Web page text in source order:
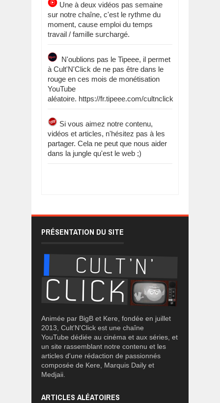
Une à deux vidéos pas semaine
sur notre chaîne, c'est le rythme du
moment, cause emploi du temps
travail / famille surchargé.
N'oublions pas le Tipeee, il permet
à Cult'N'Click de ne pas être dans le
rouge en ces mois de monétisation
YouTube
aléatoire. https://fr.tipeee.com/cultnclick
Si vous aimez notre contenu,
vidéos et articles, n'hésitez pas à les
partager. Cela ne peut que nous aider
dans la jungle qu'est le web ;)
PRÉSENTATION DU SITE
Animée par BigB et Kere, fondée en juillet
2013, Cult'N'Click est une chaîne
YouTube dédiée au cinéma et aux séries, et
un site rassemblant notre contenu et les
articles d'une rédaction de passionnés
composée de Kere, Marquis Daily et
Medjaii.
ARTICLES ALÉATOIRES